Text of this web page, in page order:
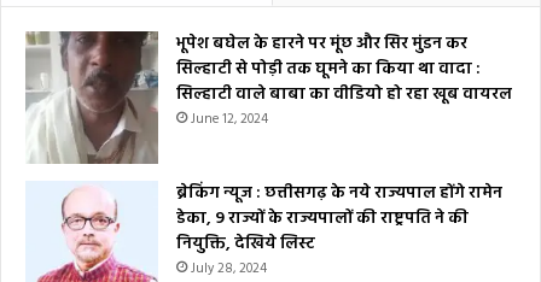
भूपेश बघेल के हारने पर मूंछ और सिर मुंडन कर
सिल्हाटी से पोड़ी तक घूमने का किया था वादा :
सिल्हाटी वाले बाबा का वीडियो हो रहा खूब वायरल
June 12, 2024
ब्रेकिंग न्यूज : छत्तीसगढ़ के नये राज्यपाल होंगे रामेन
डेका, 9 राज्यों के राज्यपालों की राष्ट्रपति ने की
नियुक्ति, देखिये लिस्ट
July 28, 2024